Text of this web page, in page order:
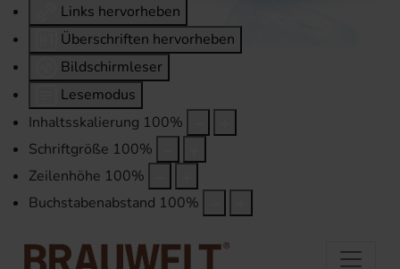
Links hervorheben
Überschriften hervorheben
Bildschirmleser
Lesemodus
Inhaltsskalierung 100%
Schriftgröße 100%
Zeilenhöhe 100%
Buchstabenabstand 100%